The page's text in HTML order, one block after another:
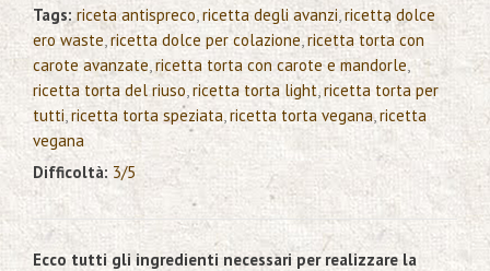
Tags: riceta antispreco,ricetta degli avanzi,ricetta dolce
ero waste,ricetta dolce per colazione,ricetta torta con
carote avanzate,ricetta torta con carote e mandorle,
ricetta torta del riuso,ricetta torta light,ricetta torta per
tutti,ricetta torta speziata,ricetta torta vegana,ricetta
vegana
Difficoltà: 3/5
Ecco tutti gli ingredienti necessari per realizzare la